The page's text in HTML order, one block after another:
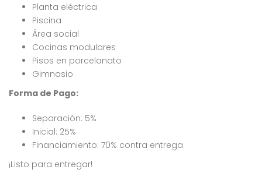
Planta eléctrica
Piscina
Área social
Cocinas modulares
Pisos en porcelanato
Gimnasio
Forma de Pago:
Separación: 5%
Inicial: 25%
Financiamiento: 70% contra entrega
¡Listo para entregar!
encontró ningún